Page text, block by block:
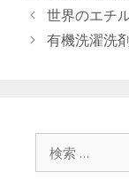
テ
ゴ
リ
投
稿
世界のエチ
有機洗濯洗